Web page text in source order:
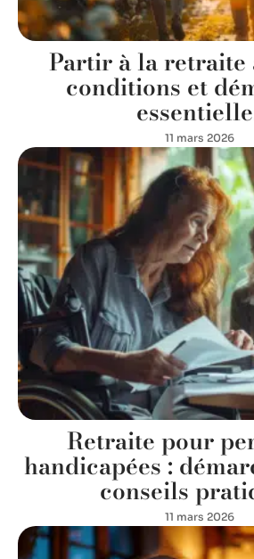
Partir à la retraite
conditions et
11 mars 2026
Retraite pour
handicapées :
conseils
11 mars 2026